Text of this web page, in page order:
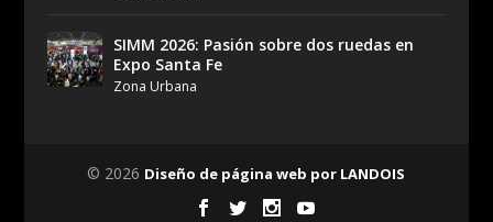
SIMM 2026: Pasión sobre dos ruedas en
Expo Santa Fe
Zona Urbana
© 2026 Diseño de página web por LANDOIS